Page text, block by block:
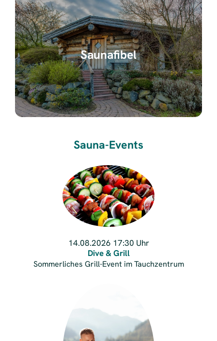
Saunafibel
Sauna-Events
14.08.2026 17:30 Uhr
Dive & Grill
Sommerliches Grill-Event im Tauchzentrum